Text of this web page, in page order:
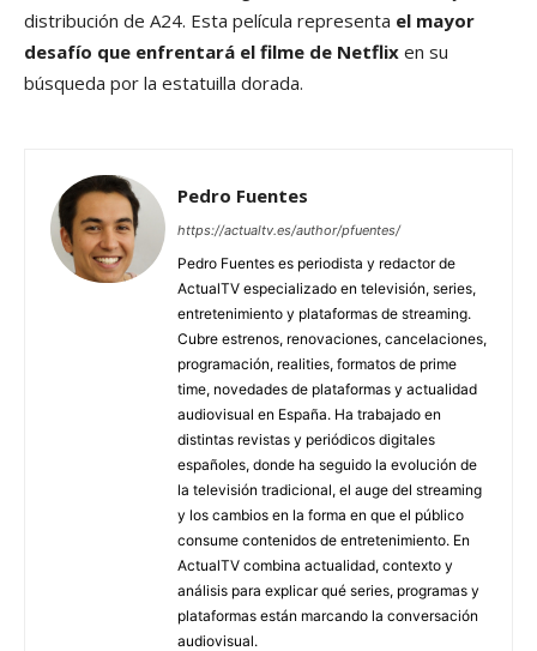
distribución de A24. Esta película representa el mayor
desafío que enfrentará el filme de Netflix en su
búsqueda por la estatuilla dorada.
Pedro Fuentes
https://actualtv.es/author/pfuentes/
Pedro Fuentes es periodista y redactor de
ActualTV especializado en televisión, series,
entretenimiento y plataformas de streaming.
Cubre estrenos, renovaciones, cancelaciones,
programación, realities, formatos de prime
time, novedades de plataformas y actualidad
audiovisual en España. Ha trabajado en
distintas revistas y periódicos digitales
españoles, donde ha seguido la evolución de
la televisión tradicional, el auge del streaming
y los cambios en la forma en que el público
consume contenidos de entretenimiento. En
ActualTV combina actualidad, contexto y
análisis para explicar qué series, programas y
plataformas están marcando la conversación
audiovisual.